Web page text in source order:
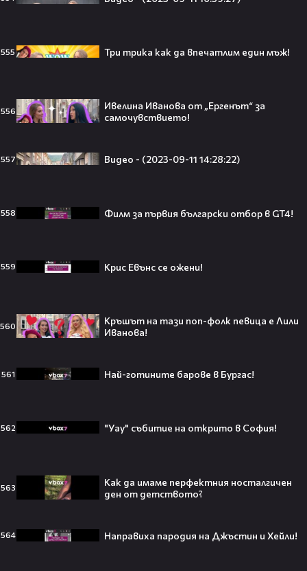
555 Три трика как да впечатлим един мъж!
556
Ивелина Иванова от „Ергенът“ за
самочувствието!
557 Видео - (2023-09-11 14:28:22)
558 Филм за първия български отбор в GT4!
559 Крис Евънс се ожени!
560
Кръшът на тази поп-фолк певица е Лили
Иванова!
561 Най-готините барове в Бургас!
562 "Уау" събитие на открито в София!
563
Как да имаме перфектния носталгичен
ден от детството?
564 Направиха пародия на Джъстин и Хейли!
Всички я тананикат, но малцина
знаят истината: VIRAL хитът
причина за трансформацията на
мечта от Холанд — всеки
футболен фен би го искал! 🤩
отвърна само с три думи😅